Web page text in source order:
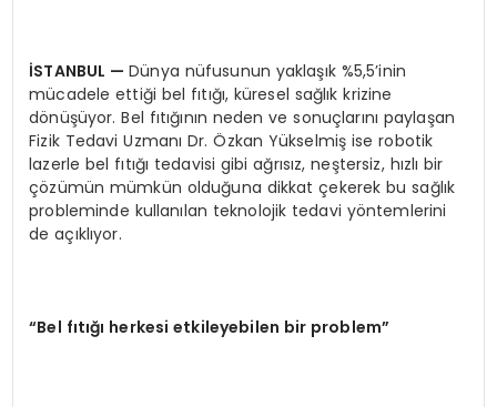
İSTANBUL —Dünya nüfusunun yaklaşık %5,5’inin
mücadele ettiği bel fıtığı, küresel sağlık krizine
dönüşüyor. Bel fıtığının neden ve sonuçlarını paylaşan
Fizik Tedavi Uzmanı Dr. Özkan Yükselmiş ise robotik
lazerle bel fıtığı tedavisi gibi ağrısız, neştersiz, hızlı bir
çözümün mümkün olduğuna dikkat çekerek bu sağlık
probleminde kullanılan teknolojik tedavi yöntemlerini
de açıklıyor.
“Bel fıtığı herkesi etkileyebilen bir problem”